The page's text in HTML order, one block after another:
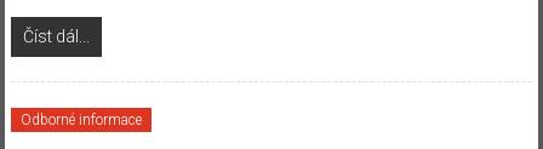
Číst dál...
Odborné informace